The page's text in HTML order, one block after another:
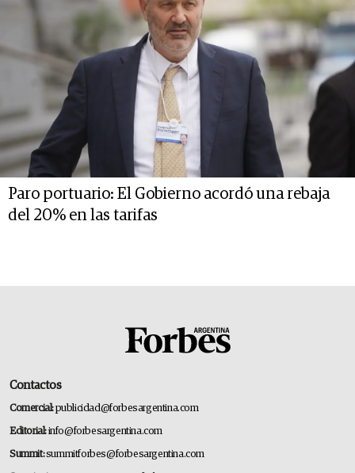
Paro portuario: El Gobierno acordó una rebaja
del 20% en las tarifas
Contactos
Comercial:publicidad@forbesargentina.com
Editorial:info@forbesargentina.com
Summit:summitforbes@forbesargentina.com